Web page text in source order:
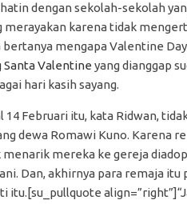
dengan sekolah-sekolah
merayakan karena tidak
bertanya mengapa Valentine
Valentine yang dianggap
hari kasih sayang.
14 Februari itu, kata Ridwan,
dewa Romawi Kuno. Karena
menarik mereka ke gereja
Dan, akhirnya para remaja
itu.[su_pullquote